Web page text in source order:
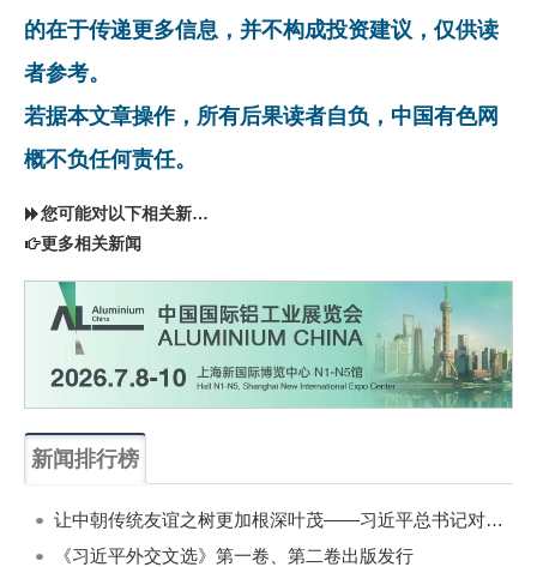
的在于传递更多信息，并不构成投资建议，仅供读
者参考。
若据本文章操作，所有后果读者自负，中国有色网
概不负任何责任。
您可能对以下相关新闻同样感兴趣
更多相关新闻
新闻排行榜
让中朝传统友谊之树更加根深叶茂——习近平总书记对朝鲜进行国事访问纪实
《习近平外交文选》第一卷、第二卷出版发行